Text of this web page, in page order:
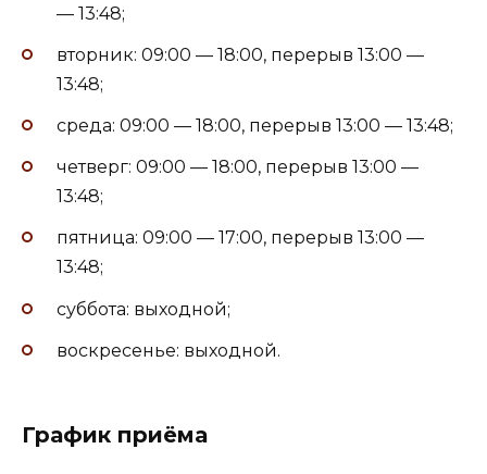
— 13:48;
вторник: 09:00 — 18:00, перерыв 13:00 —
13:48;
среда: 09:00 — 18:00, перерыв 13:00 — 13:48;
четверг: 09:00 — 18:00, перерыв 13:00 —
13:48;
пятница: 09:00 — 17:00, перерыв 13:00 —
13:48;
суббота: выходной;
воскресенье: выходной.
График приёма